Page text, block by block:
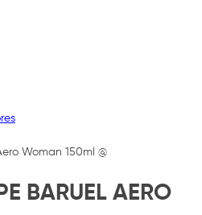
Woman 150ml @
BARUEL AERO